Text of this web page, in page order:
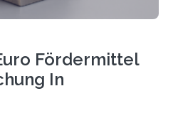
Fördermittel
In